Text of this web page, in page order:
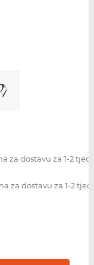
za dostavu za 1-2
za dostavu za 1-2